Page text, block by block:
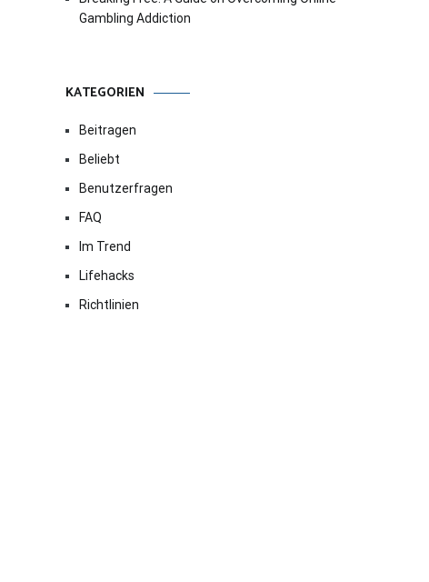
Gambling Addiction
KATEGORIEN
Beitragen
Beliebt
Benutzerfragen
FAQ
Im Trend
Lifehacks
Richtlinien